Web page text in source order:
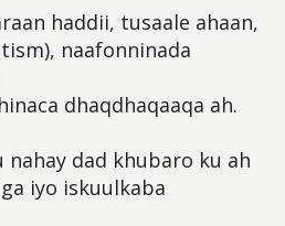
haddii, tusaale ahaan,
naafonninada
dhaqdhaqaaqa ah.
nahay dad khubaro ku ah
iyo iskuulkaba